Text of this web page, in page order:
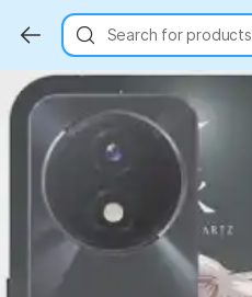
Search for products
Key Highlights